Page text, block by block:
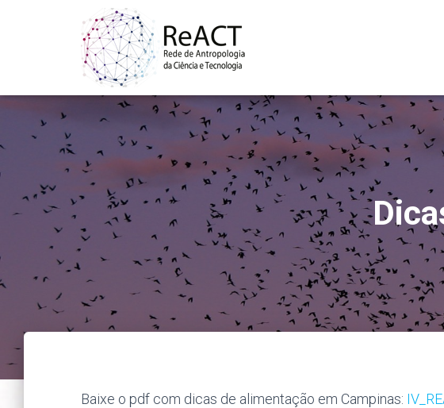
Baixe o pdf com dicas de alimentação em Campinas: